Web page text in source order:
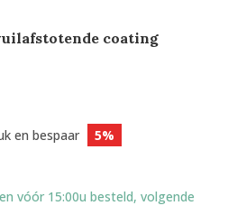
coating
en bespaar 5%
vóór 15:00u besteld, volgende